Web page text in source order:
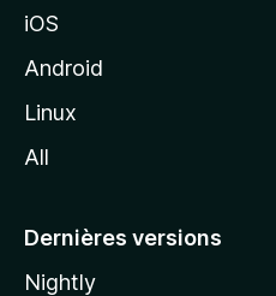
o
z
l
iOS
Android
Linux
All
Dernières versions
Nightly